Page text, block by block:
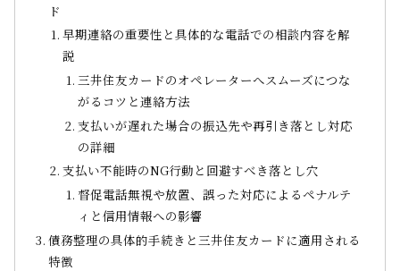
ド
早期連絡の重要性と具体的な電話での相談内容を解
説
三井住友カードのオペレーターへスムーズにつな
がるコツと連絡方法
支払いが遅れた場合の振込先や再引き落とし対応
の詳細
支払い不能時のNG行動と回避すべき落とし穴
督促電話無視や放置、誤った対応によるペナルテ
ィと信用情報への影響
債務整理の具体的手続きと三井住友カードに適用される
特徴